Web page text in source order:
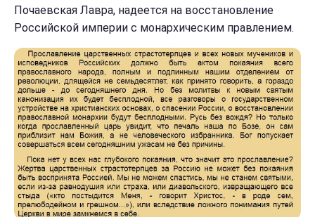
Почаевская Лавра, надеется на восстановление
Российской империи с монархическим правлением.